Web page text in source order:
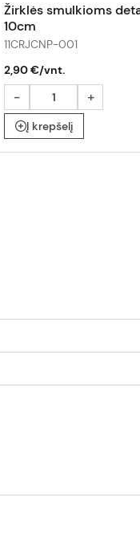
Žirklės smulkioms
10cm
11CRJCNP-001
2,90 €/vnt.
- +
Į krepšelį